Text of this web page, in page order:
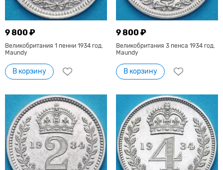
9 800 ₽
Великобритания 1 пенни 1934 год.
Maundy
В корзину
9 800 ₽
Великобритания 3 пенса 1934 год.
Maundy
В корзину